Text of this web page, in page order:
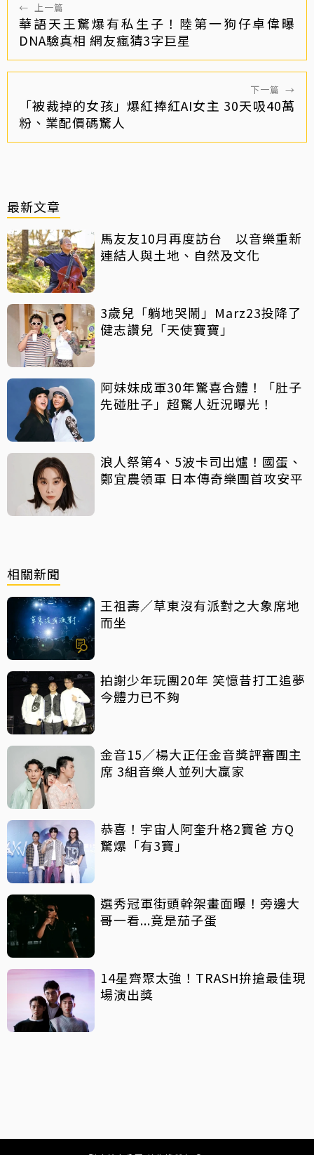
← 上一篇
華語天王驚爆有私生子！陸第一狗仔卓偉曝
DNA驗真相 網友瘋猜3字巨星
下一篇 →
「被裁掉的女孩」爆紅捧紅AI女主 30天吸40萬
粉、業配價碼驚人
最新文章
馬友友10月再度訪台 以音樂重新
連結人與土地、自然及文化
3歲兒「躺地哭鬧」Marz23投降了
健志讚兒「天使寶寶」
阿妹妹成軍30年驚喜合體！「肚子
先碰肚子」超驚人近況曝光！
浪人祭第4、5波卡司出爐！國蛋、
鄭宜農領軍 日本傳奇樂團首攻安平
相關新聞
王祖壽／草東沒有派對之大象席地
而坐
拍謝少年玩團20年 笑憶昔打工追夢
今體力已不夠
金音15／楊大正任金音獎評審團主
席 3組音樂人並列大贏家
恭喜！宇宙人阿奎升格2寶爸 方Q
驚爆「有3寶」
選秀冠軍街頭幹架畫面曝！旁邊大
哥一看...竟是茄子蛋
14星齊聚太強！TRASH拚搶最佳現
場演出獎